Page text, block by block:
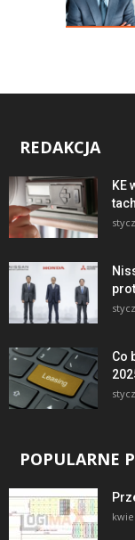
REDAKCJA
KE
Co
POPULARNE